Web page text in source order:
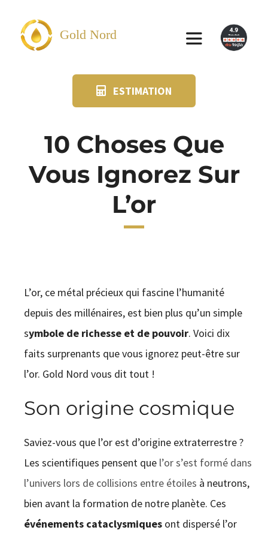
contenu
Gold Nord
Toggle
SUIVI KIT POSTAL
CONTACT
ESTIMATION
10 Choses Que
Vous Ignorez Sur
L’or
L’or, ce métal précieux qui fascine l’humanité
depuis des millénaires, est bien plus qu’un simple
symbole de richesse et de pouvoir. Voici dix
faits surprenants que vous ignorez peut-être sur
l’or. Gold Nord vous dit tout !
Son origine cosmique
Saviez-vous que l’or est d’origine extraterrestre ?
Les scientifiques pensent que l’or s’est formé dans
l’univers lors de collisions entre étoiles à neutrons,
bien avant la formation de notre planète. Ces
événements cataclysmiques ont dispersé l’or